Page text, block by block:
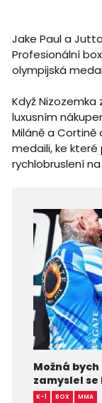
Jake Paul a
Profesionální
olympijská
Když
luxusním
Miláně a
medaili, ke které
rychlobruslení
Možná
zamyslel se
K-1 BOX MMA